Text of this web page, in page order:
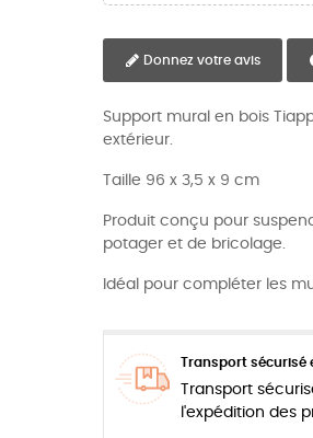
Donnez votre avis
Support mural en bois
extérieur.
Taille 96 x 3,5 x 9 cm
Produit conçu pour
potager et de bricolage.
Idéal pour compléter les
Transport sécurisé
Transport
l'expédition des